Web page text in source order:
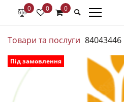
0 0 0
Товари та послуги
Під замовлення